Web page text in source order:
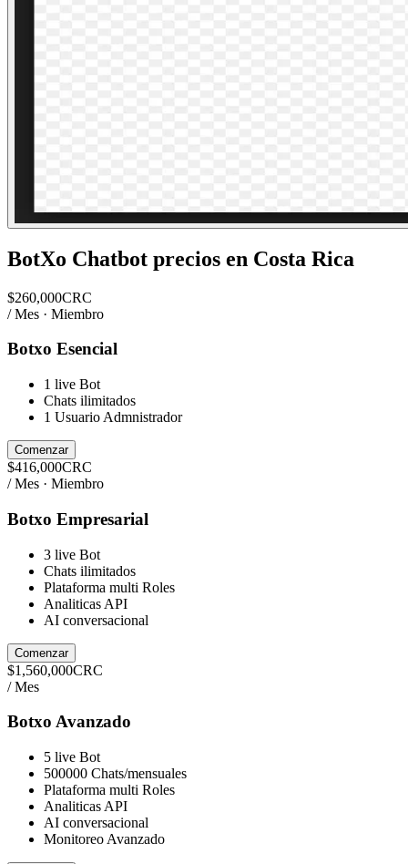
BotXo Chatbot precios en Costa Rica
$260,000CRC
/ Mes · Miembro
Botxo Esencial
1 live Bot
Chats ilimitados
1 Usuario Admnistrador
Comenzar
$416,000CRC
/ Mes · Miembro
Botxo Empresarial
3 live Bot
Chats ilimitados
Plataforma multi Roles
Analiticas API
AI conversacional
Comenzar
$1,560,000CRC
/ Mes
Botxo Avanzado
5 live Bot
500000 Chats/mensuales
Plataforma multi Roles
Analiticas API
AI conversacional
Monitoreo Avanzado